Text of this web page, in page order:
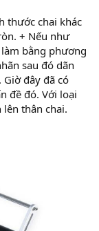
thước chai khác
+ Nếu như
bằng phương
sau đó dãn
đây đã có
đề đó. Với loại
lên thân chai.